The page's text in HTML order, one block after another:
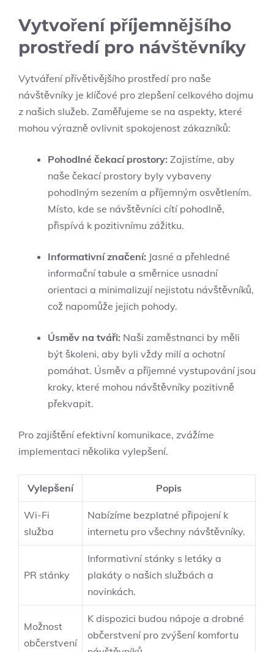
Vytvoření příjemnějšího
prostředí pro návštěvníky
Vytváření přívětivějšího prostředí pro naše
návštěvníky je klíčové pro zlepšení celkového dojmu
z našich služeb. Zaměřujeme se na aspekty, které
mohou výrazně ovlivnit spokojenost zákazníků:
Pohodlné čekací prostory: Zajistíme, aby
naše čekací prostory byly vybaveny
pohodlným sezením a příjemným osvětlením.
Místo, kde se návštěvníci cítí pohodlně,
přispívá k pozitivnímu zážitku.
Informativní značení: Jasné a přehledné
informační tabule a směrnice usnadní
orientaci a minimalizují nejistotu návštěvníků,
což napomůže jejich pohody.
Úsměv na tváři: Naši zaměstnanci by měli
být školeni, aby byli vždy milí a ochotní
pomáhat. Úsměv a příjemné vystupování jsou
kroky, které mohou návštěvníky pozitivně
překvapit.
Pro zajištění efektivní komunikace, zvážíme
implementaci několika vylepšení.
Vylepšení Popis
Wi-Fi
služba
Nabízíme bezplatné připojení k
internetu pro všechny návštěvníky.
PR stánky
Informativní stánky s letáky a
plakáty o našich službách a
novinkách.
Možnost
občerstvení
K dispozici budou nápoje a drobné
občerstvení pro zvýšení komfortu